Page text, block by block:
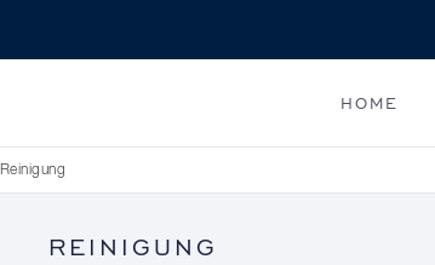
HOME
Reinigung
REINIGUNG